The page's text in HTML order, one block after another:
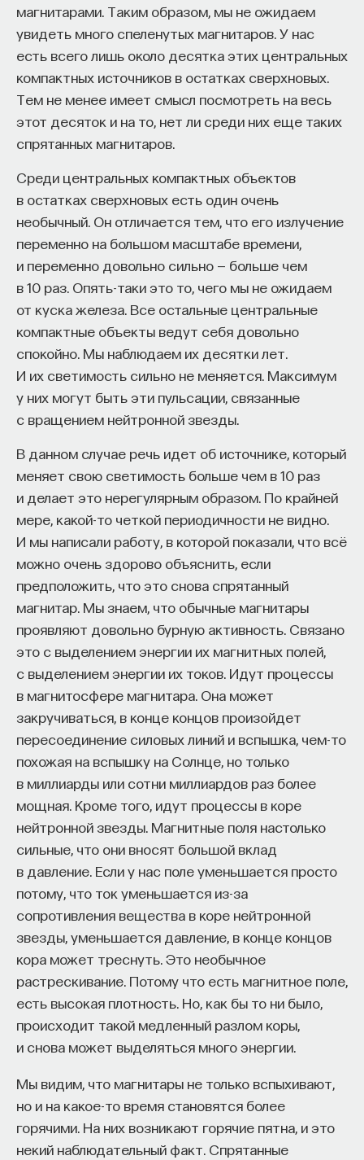
магнитарами. Таким образом, мы не ожидаем
увидеть много спеленутых магнитаров. У нас
есть всего лишь около десятка этих центральных
компактных источников в остатках сверхновых.
Тем не менее имеет смысл посмотреть на весь
этот десяток и на то, нет ли среди них еще таких
спрятанных магнитаров.
Среди центральных компактных объектов
в остатках сверхновых есть один очень
необычный. Он отличается тем, что его излучение
переменно на большом масштабе времени,
и переменно довольно сильно — больше чем
в 10 раз. Опять-таки это то, чего мы не ожидаем
от куска железа. Все остальные центральные
компактные объекты ведут себя довольно
спокойно. Мы наблюдаем их десятки лет.
И их светимость сильно не меняется. Максимум
у них могут быть эти пульсации, связанные
с вращением нейтронной звезды.
В данном случае речь идет об источнике, который
меняет свою светимость больше чем в 10 раз
и делает это нерегулярным образом. По крайней
мере, какой-то четкой периодичности не видно.
И мы написали работу, в которой показали, что всё
можно очень здорово объяснить, если
предположить, что это снова спрятанный
магнитар. Мы знаем, что обычные магнитары
проявляют довольно бурную активность. Связано
это с выделением энергии их магнитных полей,
с выделением энергии их токов. Идут процессы
в магнитосфере магнитара. Она может
закручиваться, в конце концов произойдет
пересоединение силовых линий и вспышка, чем-то
похожая на вспышку на Солнце, но только
в миллиарды или сотни миллиардов раз более
мощная. Кроме того, идут процессы в коре
нейтронной звезды. Магнитные поля настолько
сильные, что они вносят большой вклад
в давление. Если у нас поле уменьшается просто
потому, что ток уменьшается из-за
сопротивления вещества в коре нейтронной
звезды, уменьшается давление, в конце концов
кора может треснуть. Это необычное
растрескивание. Потому что есть магнитное поле,
есть высокая плотность. Но, как бы то ни было,
происходит такой медленный разлом коры,
и снова может выделяться много энергии.
Мы видим, что магнитары не только вспыхивают,
но и на какое-то время становятся более
горячими. На них возникают горячие пятна, и это
некий наблюдательный факт. Спрятанные
вы осветили опорный пучок, возникает пучок
предметный — тот, который нес информацию
об объекте. И вы видите трехмерную картинку.
А Денисюк придумал еще интереснее: по методу
Липпмана он поставил голографическую
оптическую пластинку (она прозрачная), осветил
ее когерентным светом, а с другой стороны
поставил объект, и первый лучик, опорный,
проходил через голограмму, не исказившись,
а второй — предметный лучик — отражался
от объекта. Они встречались в той же голограмме
и тоже записывались. Но свойства
денисюковских голограмм оказались гораздо
более интересными, чем у Лейта и Упатниекса.
Оказалось, что они сами по себе являются
фильтрами для света. То есть можно было
осветить денисюковскую голограмму белым
светом — а она восстанавливала изображение
в том цвете, который был использован при записи.
воспроизводили белым светом и увидели
объемную картинку. То же самое у Липпмана.
Только там была фотография, и вы видели
фотографию цветную, хотя пластинка была черно-
белой, там не было никаких цветных фильтров.
Это и есть принцип голографии. А дальше
возникает вопрос: где полезно голографию
использовать? Прежде всего, голография начала
распространяться как способ записи самого
изображения, потому что всех поразила
возможность записи трехмерного изображения.
Потом появилась запись живых объектов, но для
того, чтобы это записывать, нужны были
импульсные лазеры, то есть очень короткий
импульс света. За время действия этого импульса
света человек или другой объект не должен
сместиться. Потому что, как я уже говорил, для
записи голограмм нужная высокоразрешающая
эмульсия. И малейшие смещения объекта или
опоры приводят к тому, что интерференционная
картина между ними смещается, а вы получаете
замазанное низкоэффективное голографическое
изображение или вообще его не видите, а видите
там какую-то шумовую картинку.
Этот принцип голографии сейчас применяется
прежде всего, конечно, в спектроскопии, там, где
нужны решетки. Если взять в качестве предмета
точечный источник, то тогда у вас
интерференционная картина между точечным
и опорным источниками будет похожа на линзу.
И эта линза обладает очень большим